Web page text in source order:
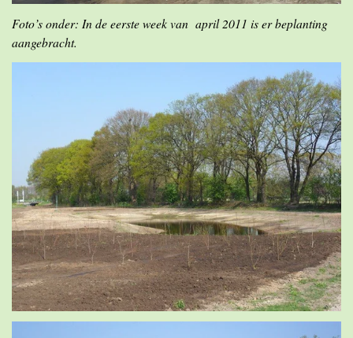
Foto’s onder: In de eerste week van april 2011 is er beplanting
aangebracht.